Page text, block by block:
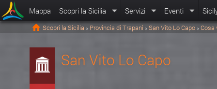
Mappa Scopri la Sicilia Servizi Eventi
Scopri la Sicilia > Provincia di Trapani > San Vito Lo Capo > Cosa
San Vito Lo Capo